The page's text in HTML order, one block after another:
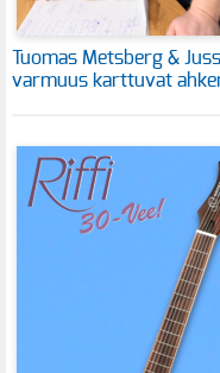
Tuomas Metsberg &
varmuus karttuvat